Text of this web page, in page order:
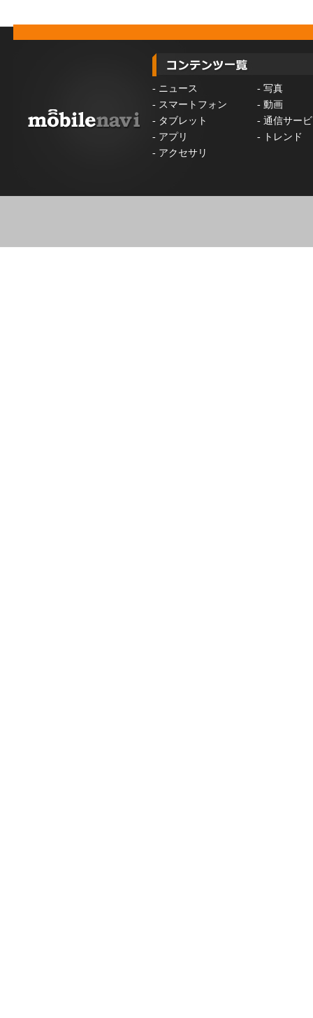
- ニュース - 写真
- スマートフォン - 動画
- タブレット - 通信サー
- アプリ -
トレンド
- アクセサリ